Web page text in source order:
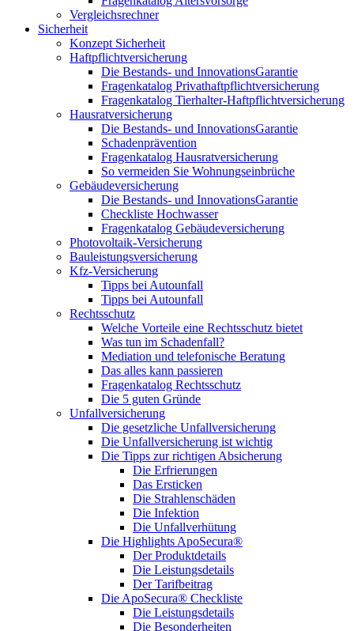
Vergleichsrechner
Sicherheit
Konzept Sicherheit
Haftpflichtversicherung
Die Bestands- und InnovationsGarantie
Fragenkatalog Privathaftpflichtversicherung
Fragenkatalog Tierhalter-Haftpflichtversicherung
Hausratversicherung
Die Bestands- und InnovationsGarantie
Schadenprävention
Fragenkatalog Hausratversicherung
So vermeiden Sie Wohnungseinbrüche
Gebäudeversicherung
Die Bestands- und InnovationsGarantie
Checkliste Hochwasser
Fragenkatalog Gebäudeversicherung
Photovoltaik-Versicherung
Bauleistungsversicherung
Kfz-Versicherung
Tipps bei Autounfall
Tipps bei Autounfall
Rechtsschutz
Welche Vorteile eine Rechtsschutz bietet
Was tun im Schadenfall?
Mediation und telefonische Beratung
Das alles kann passieren
Fragenkatalog Rechtsschutz
Die 5 guten Gründe
Unfallversicherung
Die gesetzliche Unfallversicherung
Die Unfallversicherung ist wichtig
Die Tipps zur richtigen Absicherung
Die Erfrierungen
Das Ersticken
Die Strahlenschäden
Die Infektion
Die Unfallverhütung
Die Highlights ApoSecura®
Der Produktdetails
Die Leistungsdetails
Der Tarifbeitrag
Die ApoSecura® Checkliste
Die Leistungsdetails
Die Besonderheiten